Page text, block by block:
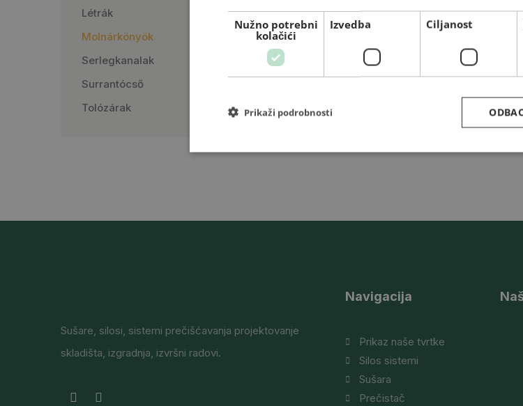
Létrák
Molnárkönyök
Serlegkanalak
Surrantócső
Tolózárak
Sušare, silosi, sistemi prečišćavanja projektovanje
skladišta, izgradnja, izvršni radovi.
Navigacija
Prikaz naše tvrtke
Silos sistemi
Sušara
Prečistač
Nužno potrebni
kolačići
Izvedba Ciljanost
Prikaži podrobnosti